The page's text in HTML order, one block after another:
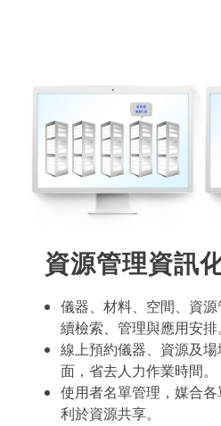
資源管理資訊
儀器、材料、空間、資
續檢索、管理與應用安排
線上預約儀器、資源及
面，省去人力作業時間。
使用者名單管理，媒合
利於資源共享。